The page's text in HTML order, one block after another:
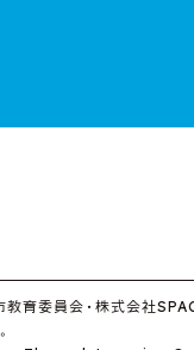
育委員会・株式会社